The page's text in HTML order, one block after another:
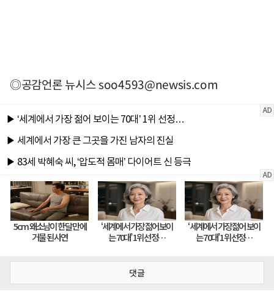
◎공감언론 뉴시스soo4593@newsis.com
댓글